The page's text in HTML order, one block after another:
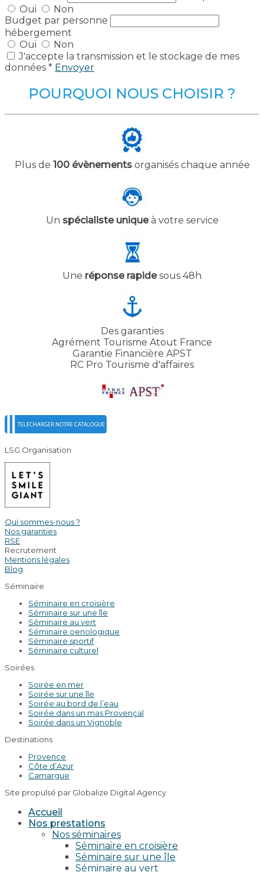
Oui
Non
Budget par personne
hébergement
Oui
Non
J'accepte la transmission et le stockage de mes
données * Envoyer
POURQUOI NOUS CHOISIR ?
Plus de 100 évènementsorganisés chaque année
Un spécialiste uniqueà votre service
Une réponse rapidesous 48h
Des garanties
Agrément Tourisme Atout France
Garantie Financière APST
RC Pro Tourisme d'affaires
LSG Organisation
Qui sommes-nous ?
Nos garanties
RSE
Recrutement
Mentions légales
Blog
Séminaire
Séminaire en croisière
Séminaire sur une île
Séminaire au vert
Séminaire oenologique
Séminaire sportif
Séminaire culturel
Soirées
Soirée en mer
Soirée sur une île
Soirée au bord de l’eau
Soirée dans un mas Provençal
Soirée dans un Vignoble
Destinations
Provence
Côte d’Azur
Camargue
Site propulsé par Globalize Digital Agency
Accueil
Nos prestations
Nos séminaires
Séminaire en croisière
Séminaire sur une île
Séminaire au vert